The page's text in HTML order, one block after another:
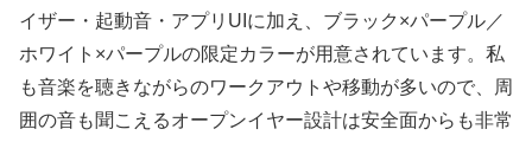
イザー・起動音・アプリUIに加え、ブラック×パープル／
ホワイト×パープルの限定カラーが用意されています。私
も音楽を聴きながらのワークアウトや移動が多いので、周
囲の音も聞こえるオープンイヤー設計は安全面からも非常